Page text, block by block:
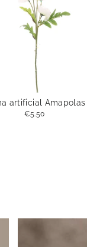
artificial Amapolas
€5.50